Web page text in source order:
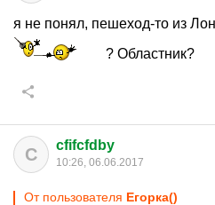
я не понял, пешеход-то из
? Областник?
C cfifcfdby
10:26, 06.06.2017
От пользователя Егорка()